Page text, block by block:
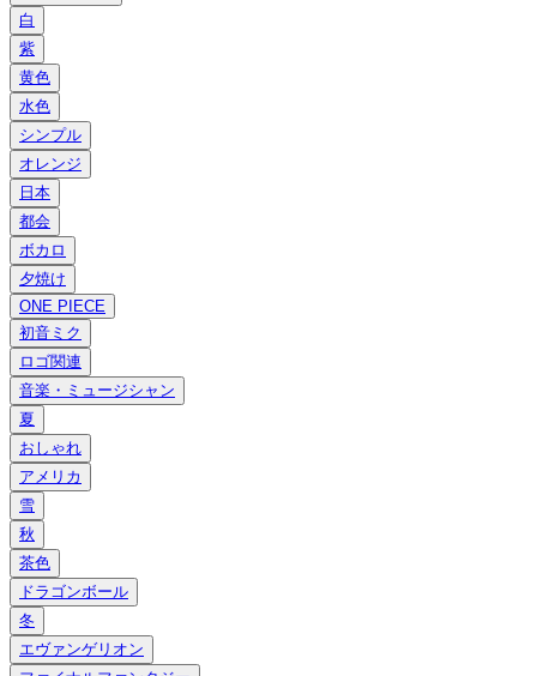
白
紫
黄色
水色
シンプル
オレンジ
日本
都会
ボカロ
夕焼け
ONE PIECE
初音ミク
ロゴ関連
音楽・ミュージシャン
夏
おしゃれ
アメリカ
雪
秋
茶色
ドラゴンボール
冬
エヴァンゲリオン